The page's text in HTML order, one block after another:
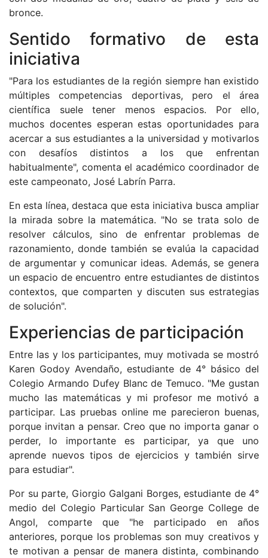
bronce.
Sentido formativo de esta
iniciativa
"Para los estudiantes de la región siempre han existido
múltiples competencias deportivas, pero el área
científica suele tener menos espacios. Por ello,
muchos docentes esperan estas oportunidades para
acercar a sus estudiantes a la universidad y motivarlos
con desafíos distintos a los que enfrentan
habitualmente", comenta el académico coordinador de
este campeonato, José Labrín Parra.
En esta línea, destaca que esta iniciativa busca ampliar
la mirada sobre la matemática. "No se trata solo de
resolver cálculos, sino de enfrentar problemas de
razonamiento, donde también se evalúa la capacidad
de argumentar y comunicar ideas. Además, se genera
un espacio de encuentro entre estudiantes de distintos
contextos, que comparten y discuten sus estrategias
de solución".
Experiencias de participación
Entre las y los participantes, muy motivada se mostró
Karen Godoy Avendaño, estudiante de 4° básico del
Colegio Armando Dufey Blanc de Temuco. "Me gustan
mucho las matemáticas y mi profesor me motivó a
participar. Las pruebas online me parecieron buenas,
porque invitan a pensar. Creo que no importa ganar o
perder, lo importante es participar, ya que uno
aprende nuevos tipos de ejercicios y también sirve
para estudiar".
Por su parte, Giorgio Galgani Borges, estudiante de 4°
medio del Colegio Particular San George College de
Angol, comparte que "he participado en años
anteriores, porque los problemas son muy creativos y
te motivan a pensar de manera distinta, combinando